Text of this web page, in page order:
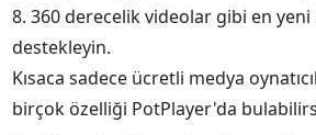
8. 360 derecelik videolar gibi en
destekleyin.
Kısaca sadece ücretli medya
birçok özelliği PotPlayer'da